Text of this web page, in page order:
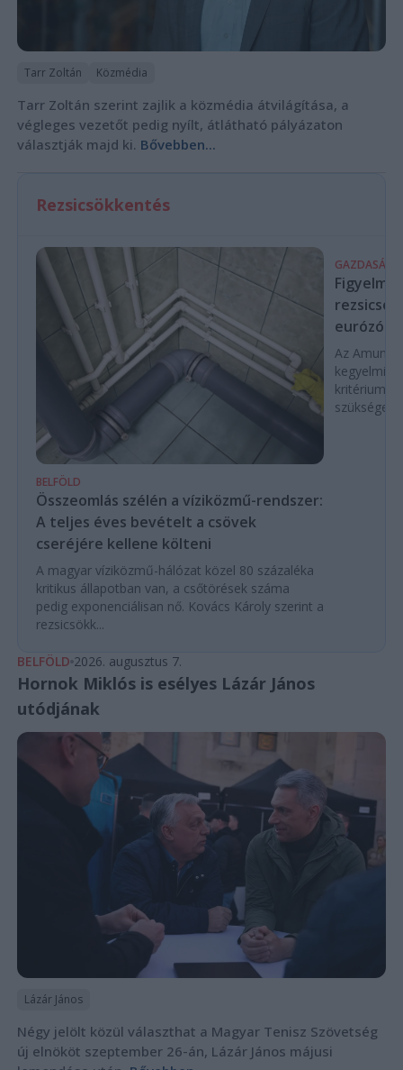
Tarr Zoltán Közmédia
Tarr Zoltán szerint zajlik a közmédia átvilágítása, a
végleges vezetőt pedig nyílt, átlátható pályázaton
választják majd ki. Bővebben...
Rezsicsökkentés
BELFÖLD
Összeomlás szélén a víziközmű-rendszer:
A teljes éves bevételt a csövek
cseréjére kellene költeni
A magyar víziközmű-hálózat közel 80 százaléka
kritikus állapotban van, a csőtörések száma
pedig exponenciálisan nő. Kovács Károly szerint a
rezsicsökk...
GAZDASÁG
Az Amundi
kegyelmi
BELFÖLD 2026. augusztus 7.
Hornok Miklós is esélyes Lázár János
utódjának
Lázár János
Négy jelölt közül választhat a Magyar Tenisz Szövetség
új elnököt szeptember 26-án, Lázár János májusi